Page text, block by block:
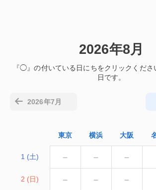
2026年8月
東京 横浜 大阪
1 (土) － － －
2 (日) － － －
2026年7月